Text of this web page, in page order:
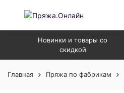
Новинки и товары со
скидкой
Главная Пряжа по фабрикам